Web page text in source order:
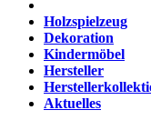
Holzspielzeug
Dekoration
Kindermöbel
Hersteller
Aktuelles